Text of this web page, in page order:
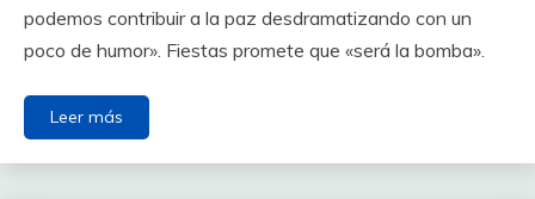
podemos contribuir a la paz desdramatizando con un
poco de humor». Fiestas promete que «será la bomba».
Leer más